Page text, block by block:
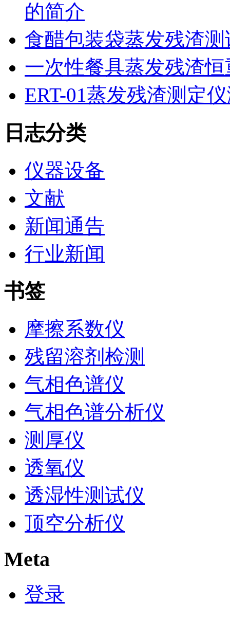
的简介
食醋包装袋蒸发残渣
一次性餐具蒸发残渣
ERT-01蒸发残渣测定
日志分类
仪器设备
文献
新闻通告
行业新闻
书签
摩擦系数仪
残留溶剂检测
气相色谱仪
气相色谱分析仪
测厚仪
透氧仪
透湿性测试仪
顶空分析仪
Meta
登录